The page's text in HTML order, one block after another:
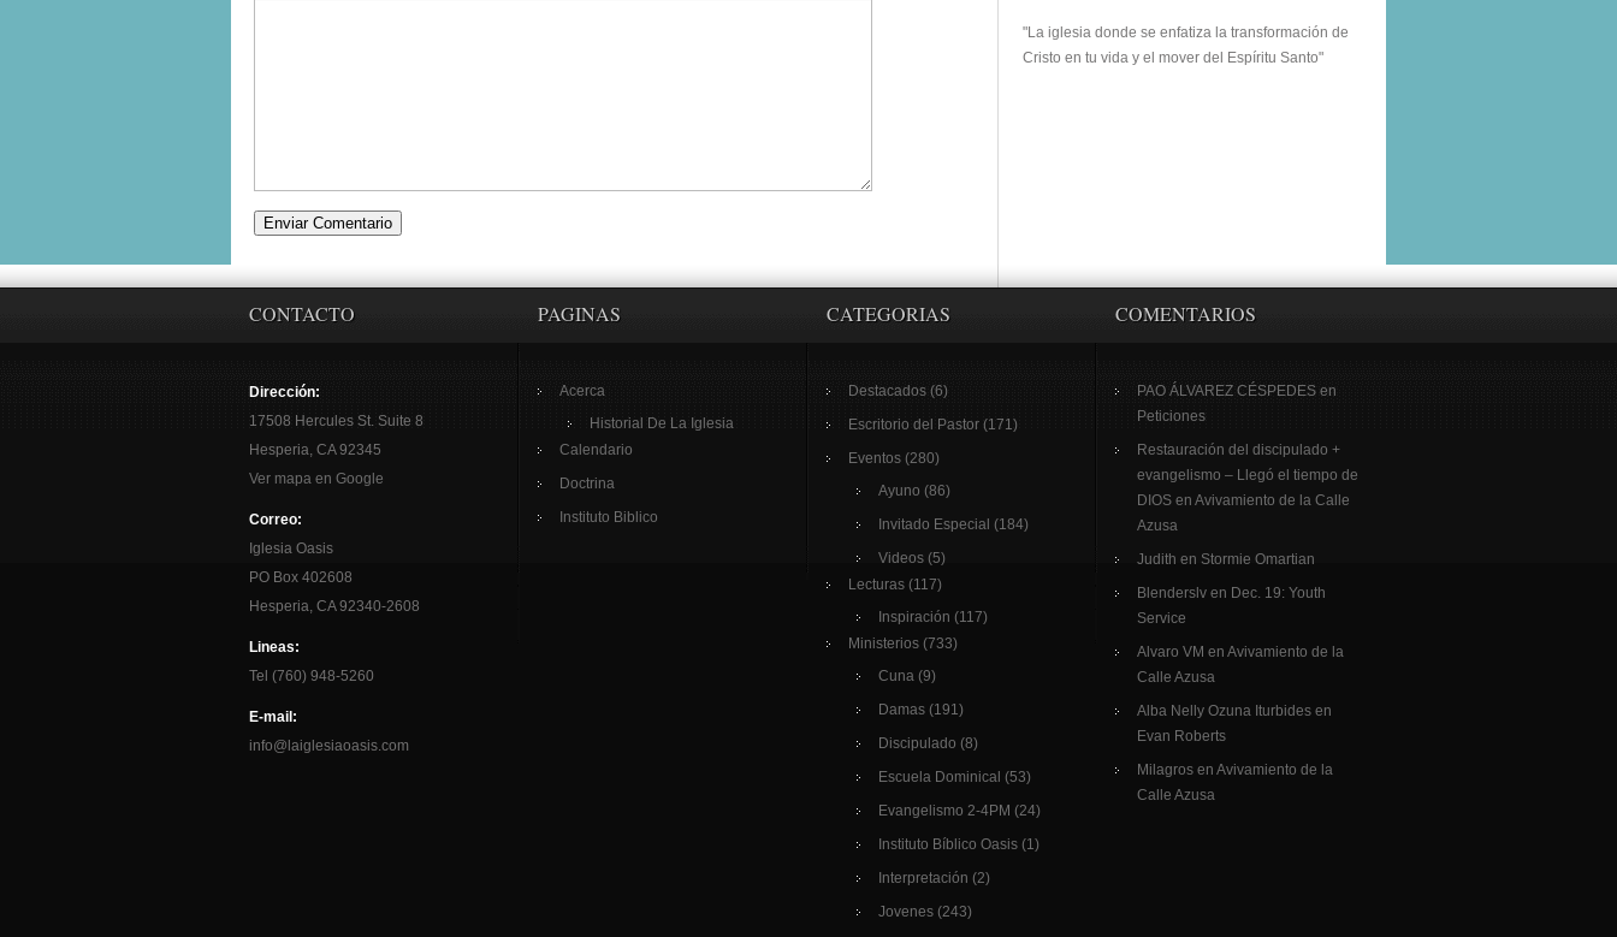
"La iglesia donde se enfatiza la transformación de
Cristo en tu vida y el mover del Espíritu Santo"
CONTACTO
Dirección:
17508 Hercules St. Suite 8
Hesperia, CA 92345
Ver mapa en Google
Correo:
Iglesia Oasis
PO Box 402608
Hesperia, CA 92340-2608
Lineas:
Tel (760) 948-5260
E-mail:
info@laiglesiaoasis.com
PAGINAS
Acerca
Historial De La Iglesia
Calendario
Doctrina
Instituto Biblico
CATEGORIAS
Destacados (6)
Escritorio del Pastor (171)
Eventos (280)
Ayuno (86)
Invitado Especial (184)
Videos (5)
Lecturas (117)
Inspiración (117)
Ministerios (733)
Cuna (9)
Damas (191)
Discipulado (8)
Escuela Dominical (53)
Evangelismo 2-4PM (24)
Instituto Bíblico Oasis (1)
Interpretación (2)
Jovenes (243)
COMENTARIOS
PAO ÁLVAREZ CÉSPEDES en
Peticiones
Restauración del discipulado +
evangelismo – Llegó el tiempo de
DIOS en Avivamiento de la Calle
Azusa
Judith en Stormie Omartian
Blenderslv en Dec. 19: Youth
Service
Alvaro VM en Avivamiento de la
Calle Azusa
Alba Nelly Ozuna Iturbides en
Evan Roberts
Milagros en Avivamiento de la
Calle Azusa